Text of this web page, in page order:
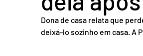
Acidente em Goiás Acidente no DF
Dona de casa relata que
deixá-lo sozinho em casa. A